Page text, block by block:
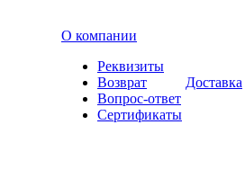
О компании
Реквизиты
Возврат
Вопрос-ответ
Сертификаты
Доставка